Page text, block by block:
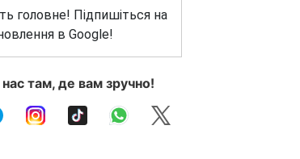
головне! Підпишіться на
в Google!
там, де вам зручно!